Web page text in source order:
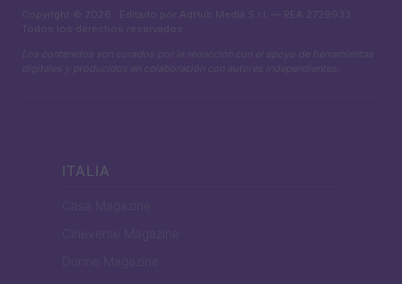
Copyright © 2026 · Editado por AdHub Media S.r.l. — REA 2729933
Todos los derechos reservados
Los contenidos son curados por la redacción con el apoyo de herramientas
digitales y producidos en colaboración con autores independientes.
ITALIA